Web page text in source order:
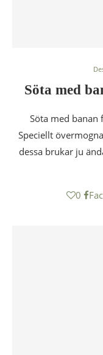
Söta med
Söta med
Speciellt
dessa brukar ju
0